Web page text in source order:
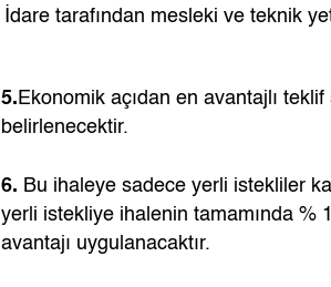
İdare tarafından mesleki ve teknik
5. Ekonomik açıdan en avantajlı
belirlenecektir.
6. Bu ihaleye sadece yerli istekliler
yerli istekliye ihalenin tamamında %
avantajı uygulanacaktır.